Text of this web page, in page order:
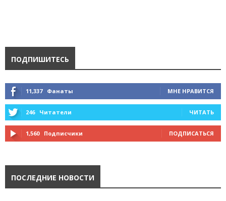
ПОДПИШИТЕСЬ
11,337 Фанаты МНЕ НРАВИТСЯ
246 Читатели ЧИТАТЬ
1,560 Подписчики ПОДПИСАТЬСЯ
ПОСЛЕДНИЕ НОВОСТИ